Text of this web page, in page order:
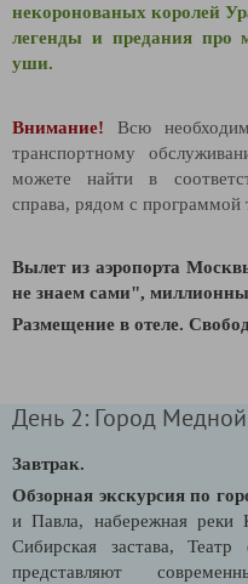
некоронованых королей
легенды и предания про
уши.
Внимание!
Всю
транспортному
можете найти в
справа, рядом с программой
Вылет из аэропорта
не знаем сами",
Размещение в отеле.
День 2: Город
Завтрак.
Обзорная экскурсия по
и Павла, набережная реки
Сибирская застава,
представляют